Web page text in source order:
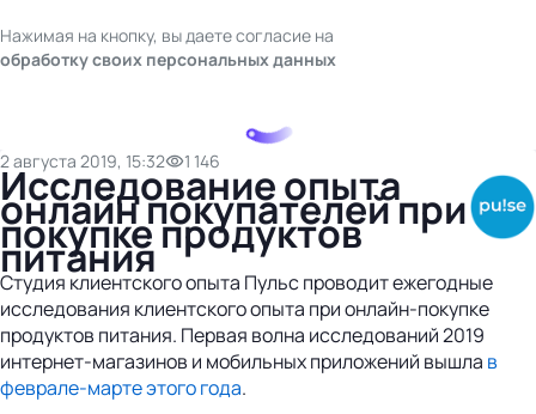
Нажимая на кнопку, вы даете согласие на
обработку своих персональных данных
2 августа 2019, 15:32 1 146
Исследование опыта
онлайн покупателей при
покупке продуктов
питания
Студия клиентского опыта Пульс проводит ежегодные
исследования клиентского опыта при онлайн-покупке
продуктов питания. Первая волна исследований 2019
интернет-магазинов и мобильных приложений вышла в
феврале-марте этого года.